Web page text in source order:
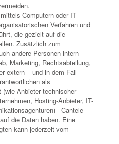
Computern oder IT-
Verfahren und
die gezielt auf die
Zusätzlich zum
andere Personen intern
Marketing, Rechtsabteilung,
extern – und in dem Fall
als
(wie Anbieter technischer
Hosting-Anbieter, IT-
- Cantele
die Daten haben. Eine
kann jederzeit vom